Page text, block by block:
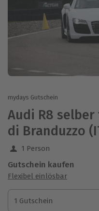
mydays Gutschein
Audi R8
di Branduzzo
1 Person
Gutschein kaufen
Flexibel einlösbar
1 Gutschein
1 Gutschein
1 Gutschein